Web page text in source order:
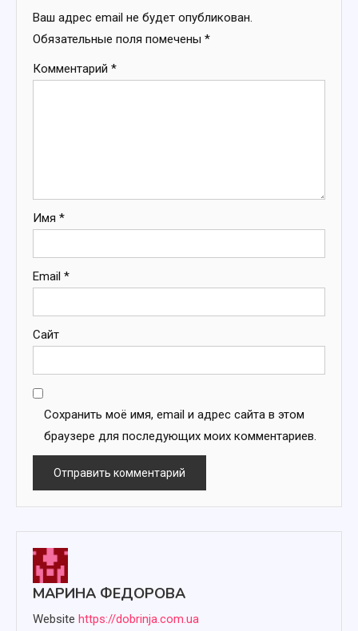
Ваш адрес email не будет опубликован.
Обязательные поля помечены *
Комментарий *
Имя *
Email *
Сайт
Сохранить моё имя, email и адрес сайта в этом
браузере для последующих моих комментариев.
МАРИНА ФЕДОРОВА
Website https://dobrinja.com.ua